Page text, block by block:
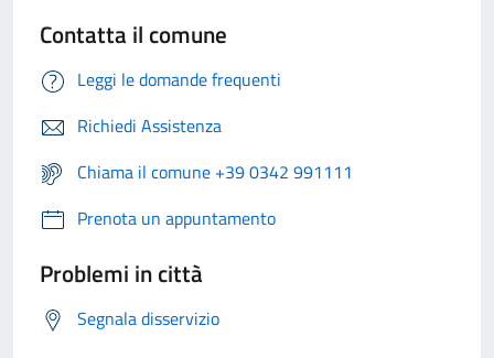
Contatta il comune
Leggi le domande frequenti
Richiedi Assistenza
Chiama il comune +39 0342 991111
Prenota un appuntamento
Problemi in città
Segnala disservizio